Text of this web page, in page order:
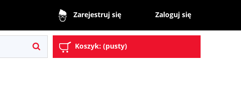
Zarejestruj się Zaloguj się
Koszyk: (pusty)